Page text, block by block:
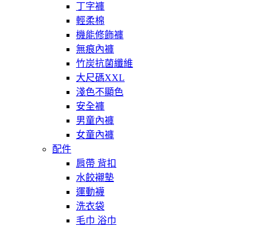
丁字褲
輕柔棉
機能修飾褲
無痕內褲
竹炭抗菌纖維
大尺碼XXL
淺色不顯色
安全褲
男童內褲
女童內褲
配件
肩帶 背扣
水餃襯墊
運動襪
洗衣袋
毛巾 浴巾